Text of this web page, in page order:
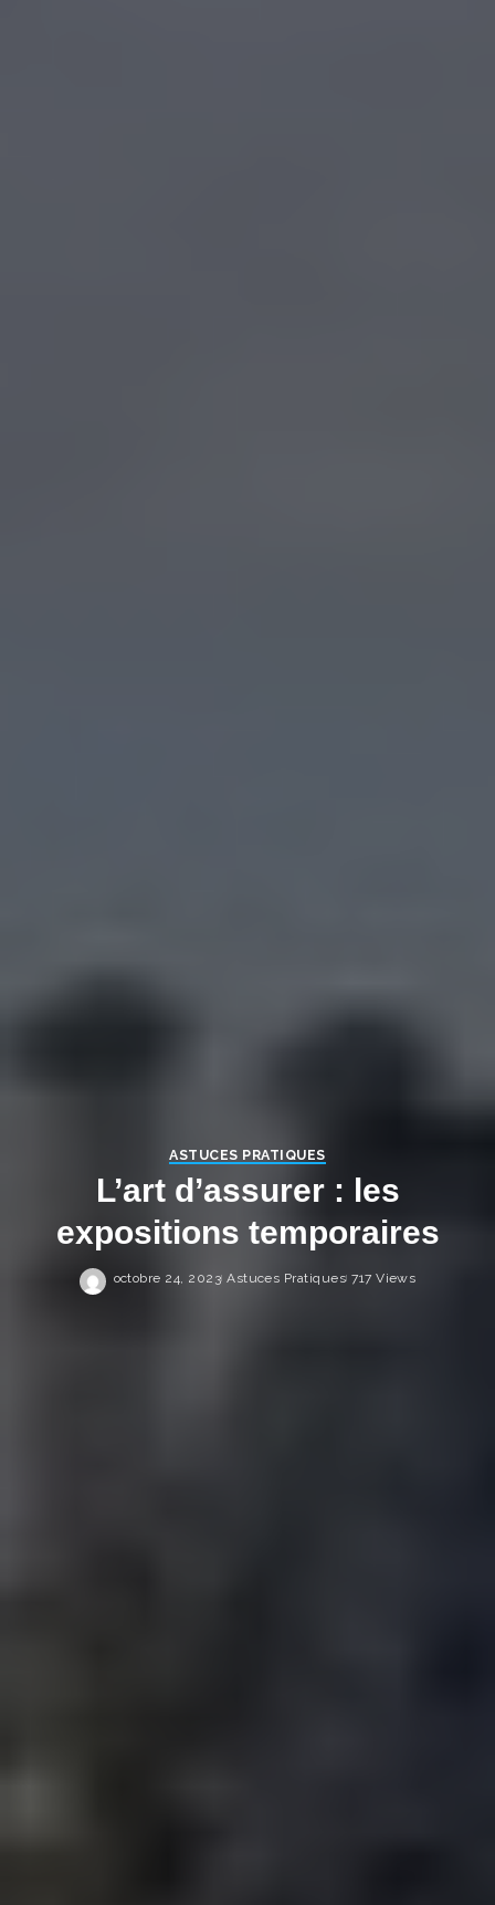
ASTUCES PRATIQUES
L’art d’assurer : les
expositions temporaires
octobre 24, 2023 Astuces Pratiques 717 Views